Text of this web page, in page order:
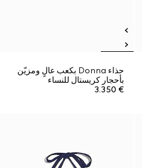
حذاء Donna بكعب عالٍ ومزيّن
بأحجار كريستال للنساء
€ 3.350